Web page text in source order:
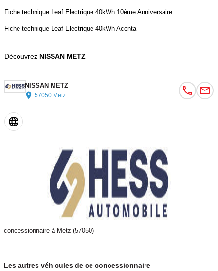
Fiche technique Leaf Electrique 40kWh 10ème Anniversaire
Fiche technique Leaf Electrique 40kWh Acenta
Découvrez NISSAN METZ
NISSAN METZ
57050 Metz
concessionnaire à Metz (57050)
Les autres véhicules de ce concessionnaire